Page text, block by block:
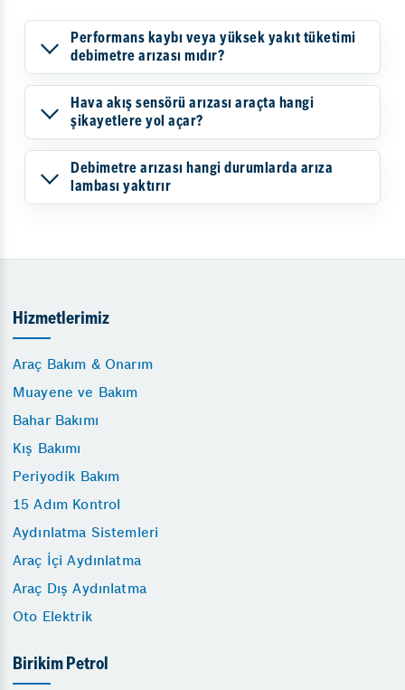
Performans kaybı veya yüksek yakıt tüketimi
debimetre arızası mıdır?
Hava akış sensörü arızası araçta hangi
şikayetlere yol açar?
Debimetre arızası hangi durumlarda arıza
lambası yaktırır
Hizmetlerimiz
Araç Bakım & Onarım
Muayene ve Bakım
Bahar Bakımı
Kış Bakımı
Periyodik Bakım
15 Adım Kontrol
Aydınlatma Sistemleri
Araç İçi Aydınlatma
Araç Dış Aydınlatma
Oto Elektrik
Birikim Petrol